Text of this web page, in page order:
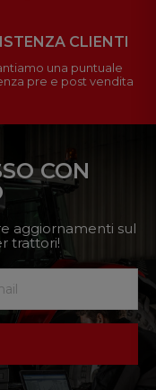
CLIENTI
una puntuale
pre e post vendita
CON
aggiornamenti sul
trattori!